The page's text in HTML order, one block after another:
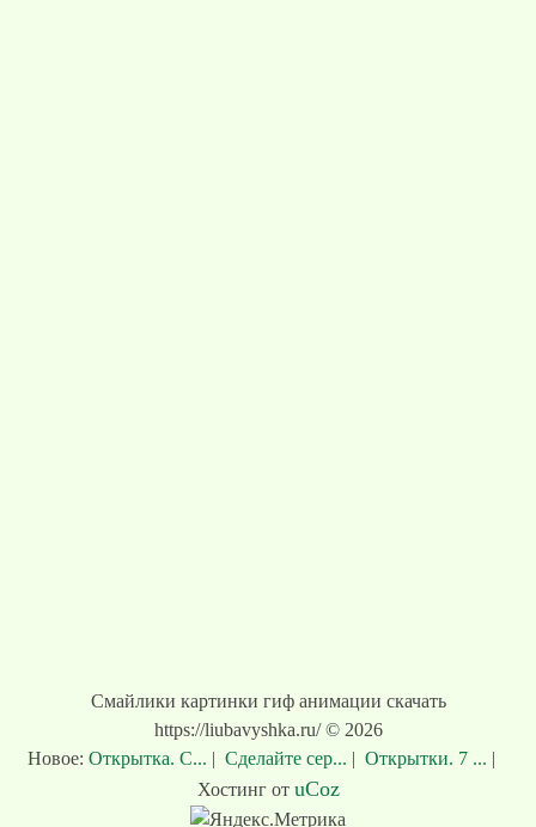
Смайлики картинки гиф анимации скачать
https://liubavyshka.ru/ © 2026
Новое: Открытка. С... | Сделайте сер... | Открытки. 7 ... |
Хостинг от uCoz